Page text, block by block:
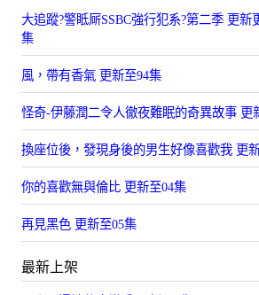
大追蹤?警眡厛SSBC強行犯系?第二季 更新
集
風，帶有香氣 更新至94集
怪奇-伊藤潤二令人徹夜難眠的奇異故事 更
換座位後，發現身後的男生好像喜歡我 更
你的喜歡無與倫比 更新至04集
再見黑色 更新至05集
最新上架